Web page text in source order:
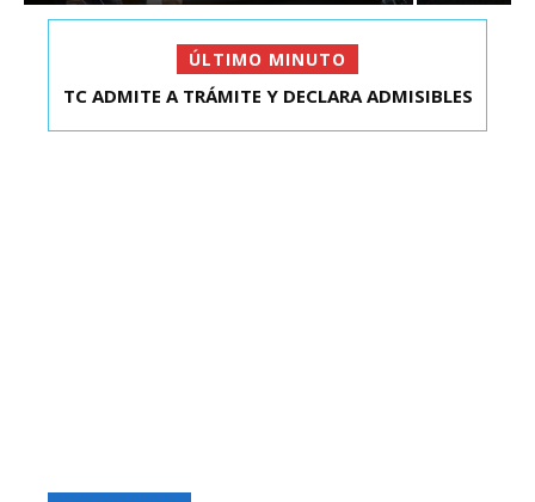
ÚLTIMO MINUTO
EXDIPUTADO LAVÍN SALIÓ DE CAPITÁN YÁBER
TC ADMITE A TRÁMITE Y DECLARA ADMISIBLES